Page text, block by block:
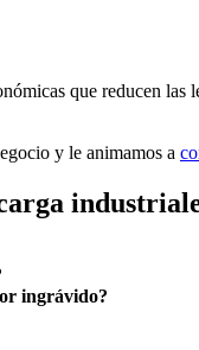
que reducen
y le animamos a
ingrávido?